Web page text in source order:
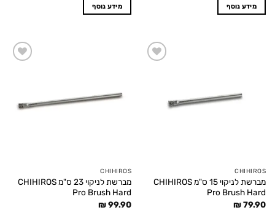
מידע נוסף מידע נוסף
CHIHIROS
מברשת לניקוי 15 ס"מ CHIHIROS
Pro Brush Hard
₪79.90
CHIHIROS
מברשת לניקוי 23 ס"מ CHIHIROS
Pro Brush Hard
₪99.90